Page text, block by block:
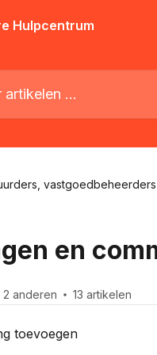
...
vastgoedbeheerders
en
2 anderen 13 artikelen
toevoegen